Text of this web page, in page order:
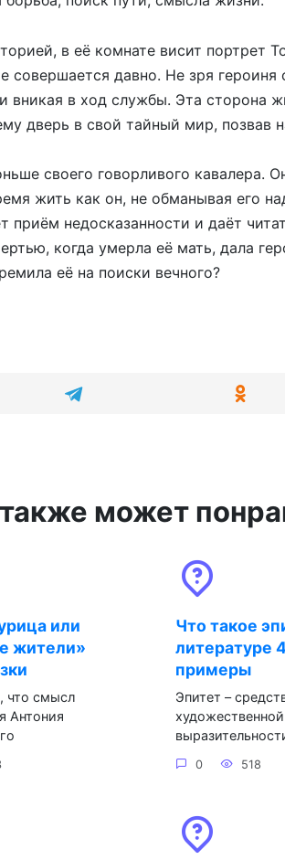
в её комнате висит портрет
совершается давно. Не зря
вникая в ход службы. Эта сторона
дверь в свой тайный мир,
своего говорливого кавалера.
жить как он, не обманывая его
приём недосказанности и даёт
когда умерла её мать, дала
её на поиски вечного?
может
или
жители»
что смысл
Антония
Что такое
литературе
примеры
Эпитет –
художественной
0 518